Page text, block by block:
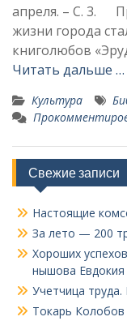
апреля. – С. 3.
жизни города
книголюбов
Читать дальше …
Культура
Свежие записи
Настоящие
За лето — 200
Хороших
нышова
Учетчица
Токарь